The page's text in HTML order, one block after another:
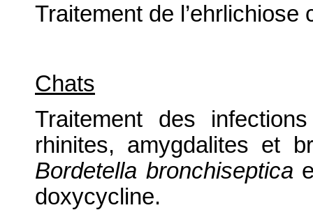
Traitement de
Chats
Traitement des
rhinites, amygdalites et
Bordetella bronchiseptica
doxycycline.